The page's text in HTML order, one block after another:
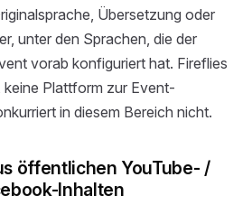
Übersetzung oder
unter den Sprachen, die der
vorab konfiguriert hat. Fireflies
Plattform zur Event-
in diesem Bereich nicht.
öffentlichen YouTube- /
Inhalten